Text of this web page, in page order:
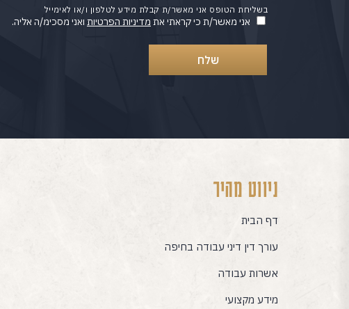
אני מאשר/ת כי קראתי את מדיניות הפרטיות ואני מסכימ/ה אליה.
בשליחת הטופס אני מאשר/ת קבלת מידע לטלפון ו/או לאימייל
ניווט מהיר
דף הבית
עורך דין דיני עבודה בחיפה
אשרות עבודה
מידע מקצועי